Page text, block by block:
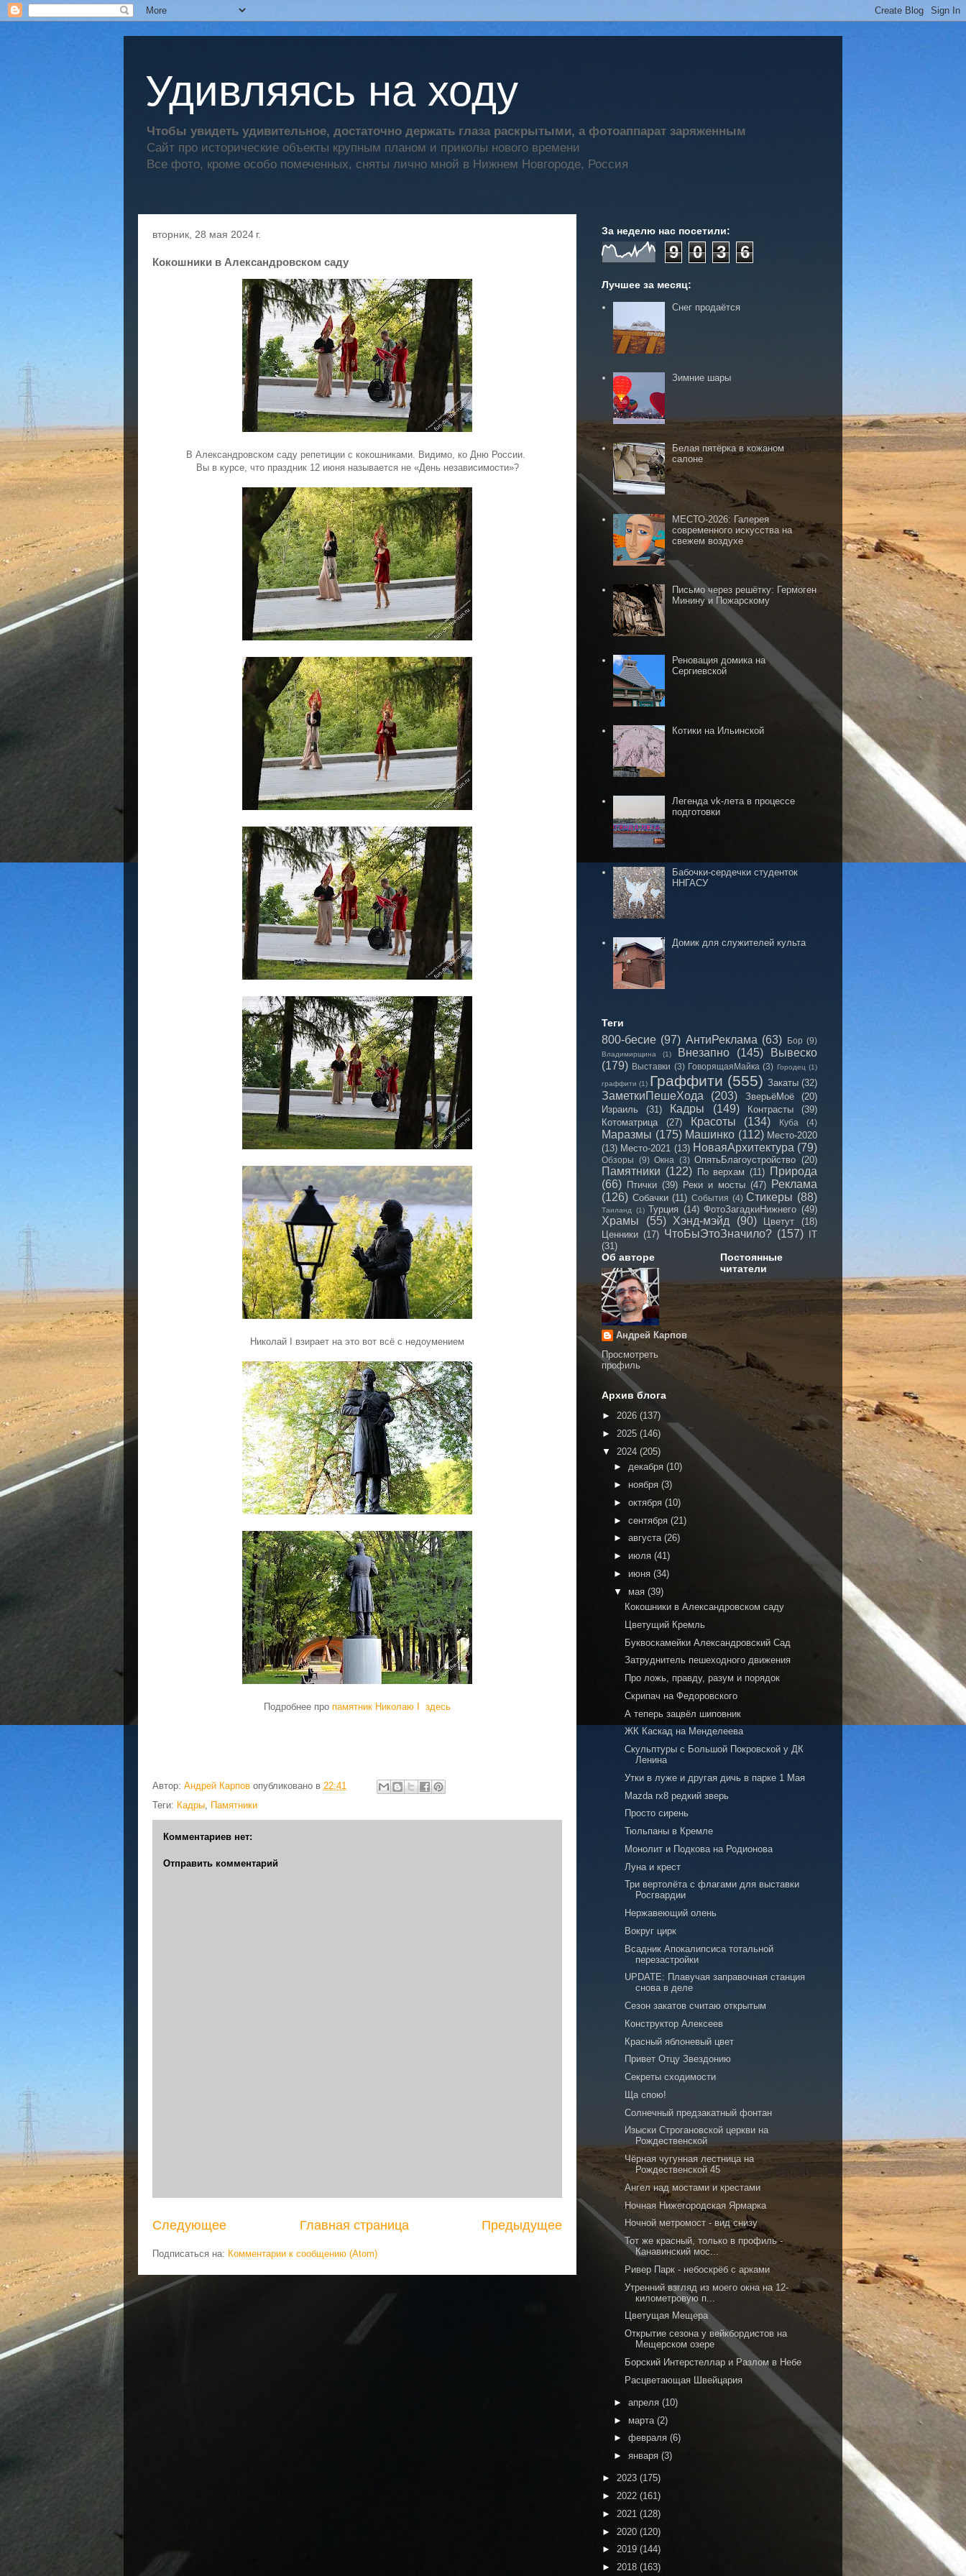
Удивляясь на ходу
Чтобы увидеть удивительное, достаточно держать глаза раскрытыми, а фотоаппарат заряженным
Сайт про исторические объекты крупным планом и приколы нового времени
Все фото, кроме особо помеченных, сняты лично мной в Нижнем Новгороде, Россия
вторник, 28 мая 2024 г.
Кокошники в Александровском саду
В Александровском саду репетиции с кокошниками. Видимо, ко Дню России.
Вы в курсе, что праздник 12 июня называется не «День независимости»?
Николай I взирает на это вот всё с недоумением
Подробнее про памятник Николаю I здесь
Автор: Андрей Карпов опубликовано в 22:41
Теги: Кадры Памятники
Комментариев нет:
Отправить комментарий
Следующее Предыдущее
Главная страница
Подписаться на: Комментарии к сообщению (Atom)
За неделю нас посетили:
9 0 3 6
Лучшее за месяц:
Снег продаётся
Зимние шары
Белая пятёрка в кожаном
салоне
МЕСТО-2026: Галерея
современного искусства на
свежем воздухе
Письмо через решётку: Гермоген
Минину и Пожарскому
Реновация домика на
Сергиевской
Котики на Ильинской
Легенда vk-лета в процессе
подготовки
Бабочки-сердечки студенток
ННГАСУ
Домик для служителей культа
Теги
800-бесие (97) АнтиРеклама (63) Бор (9)
Владимирщина (1) Внезапно (145)
Вывеско
(179) Выставки (3) ГоворящаяМайка (3) Городец (1)
граффити (1) Граффити (555) Закаты (32)
ЗаметкиПешеХода (203) ЗверьёМоё
(20)
Израиль
(31) Кадры (149) Контрасты
(39)
Котоматрица
(27) Красоты (134) Куба (4)
Маразмы (175) Машинко (112) Место-2020
(13) Место-2021 (13) НоваяАрхитектура (79)
Обзоры (9) Окна (3) ОпятьБлагоустройство (20)
Памятники (122) По верхам (11) Природа
(66) Птички (39) Реки и мосты (47) Реклама
(126) Собачки (11) События (4) Стикеры (88)
Таиланд (1) Турция (14) ФотоЗагадкиНижнего (49)
Храмы (55) Хэнд-мэйд (90) Цветут
(18)
Ценники (17) ЧтоБыЭтоЗначило? (157)
IT
(31)
Об авторе
Андрей Карпов
Просмотреть
профиль
Постоянные
читатели
Архив блога
► 2026 (137)
► 2025 (146)
▼ 2024 (205)
► декабря (10)
► ноября (3)
► октября (10)
► сентября (21)
► августа (26)
► июля (41)
► июня (34)
▼ мая (39)
Кокошники в Александровском саду
Цветущий Кремль
Буквоскамейки Александровский Сад
Затруднитель пешеходного движения
Про ложь, правду, разум и порядок
Скрипач на Федоровского
А теперь зацвёл шиповник
ЖК Каскад на Менделеева
Скульптуры с Большой Покровской у ДК
Ленина
Утки в луже и другая дичь в парке 1 Мая
Mazda rx8 редкий зверь
Просто сирень
Тюльпаны в Кремле
Монолит и Подкова на Родионова
Луна и крест
Три вертолёта с флагами для выставки
Росгвардии
Нержавеющий олень
Вокруг цирк
Всадник Апокалипсиса тотальной
перезастройки
UPDATE: Плавучая заправочная станция
снова в деле
Сезон закатов считаю открытым
Конструктор Алексеев
Красный яблоневый цвет
Привет Отцу Звездонию
Секреты сходимости
Ща спою!
Солнечный предзакатный фонтан
Изыски Строгановской церкви на
Рождественской
Чёрная чугунная лестница на
Рождественской 45
Ангел над мостами и крестами
Ночная Нижегородская Ярмарка
Ночной метромост - вид снизу
Тот же красный, только в профиль -
Канавинский мос...
Ривер Парк - небоскрёб с арками
Утренний взгляд из моего окна на 12-
километровую п...
Цветущая Мещера
Открытие сезона у вейкбордистов на
Мещерском озере
Борский Интерстеллар и Разлом в Небе
Расцветающая Швейцария
► апреля (10)
► марта (2)
► февраля (6)
► января (3)
► 2023 (175)
► 2022 (161)
► 2021 (128)
► 2020 (120)
► 2019 (144)
► 2018 (163)